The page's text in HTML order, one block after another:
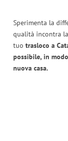
Sperimenta la
qualità incontra
tuo trasloco a
possibile, in
nuova casa.